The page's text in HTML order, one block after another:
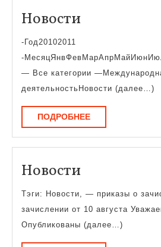
Новости
-Год20102011
-
— Все категории
деятельностьНовости (далее…)
ПОДРОБНЕЕПОДРОБНЕЕ
Новости
Тэги: Новости, — приказы о
зачислении от 10 августа
Опубликованы (далее…)